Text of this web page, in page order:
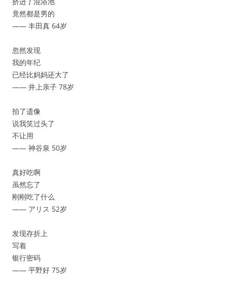
竟然都是男的
—— 丰田真 64岁
忽然发现
我的年纪
已经比妈妈还大了
—— 井上亲子 78岁
拍了遗像
说我笑过头了
不让用
—— 神谷泉 50岁
真好吃啊
虽然忘了
刚刚吃了什么
—— アリス 52岁
发现存折上
写着
银行密码
—— 平野好 75岁